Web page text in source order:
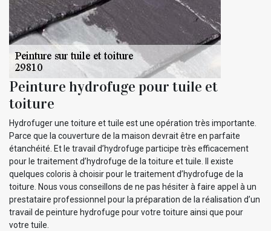
Peinture hydrofuge pour tuile et
toiture
Hydrofuger une toiture et tuile est une opération très importante.
Parce que la couverture de la maison devrait être en parfaite
étanchéité. Et le travail d’hydrofuge participe très efficacement
pour le traitement d’hydrofuge de la toiture et tuile. Il existe
quelques coloris à choisir pour le traitement d’hydrofuge de la
toiture. Nous vous conseillons de ne pas hésiter à faire appel à un
prestataire professionnel pour la préparation de la réalisation d’un
travail de peinture hydrofuge pour votre toiture ainsi que pour
votre tuile.